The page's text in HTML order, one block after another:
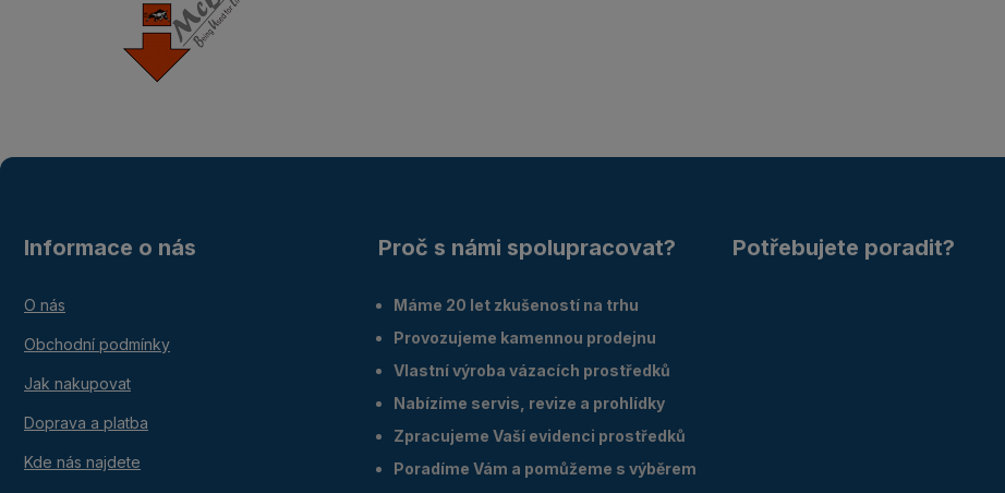
Informace o nás
O nás
Obchodní podmínky
Jak nakupovat
Doprava a platba
Kde nás najdete
Proč s námi spolupracovat?
Máme 20 let zkušeností na trhu
Provozujeme kamennou prodejnu
Vlastní výroba vázacích prostředků
Nabízíme servis, revize a prohlídky
Zpracujeme Vaší evidenci prostředků
Poradíme Vám a pomůžeme s výběrem
Potřebujete poradit?